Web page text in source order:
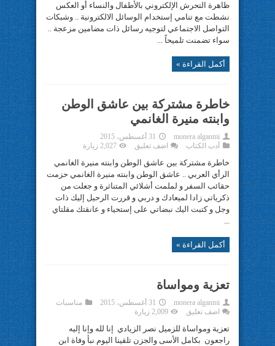
ظاهرة التحرش الإلكتروني بالأطفال والنساء أو العكس
نشطت مع تنامي إستخدام الوسائل الالكترونية .. وشبكات
التواصل الاجتماعي لتوجيه رسائل ذات مضامين مزعجة ..
سواء تضمنت تلميحاً ...
أكمل القراءة »
خاطرة مشتركة بين عاشق الوطن
وابنته منيرة الغانمي
monera alganmi
31 أغسطس، 2015
أدب الكتاب
اضف تعليق 2,027 زيارة
خاطرة مشتركة بين عاشق الوطن وابنته منيرة الغانمي
الرأي العربي .. عاشق الوطن وابنته منيرة الغانمي حزمت
حقائب السفر و لملمت أشلائي المتناثرة و جعلت من
ذكرياتي زادا لميعادك و دربي و قررت الرحيل إليك ذات
وجل و كتبت اليك نبضاتي على إستحياء و عانقتك مقلتاي
...
أكمل القراءة »
تعزية ومواساة
monera alganmi 31 أغسطس، 2015
مناسبات
اضف تعليق
2,009 زيارة
تعزية ومواساة للزميل نصر الزيادي إنا لله وإنا إليه
راجعون بكامل الأسى والجزن تلقينا اليوم نبأ وفاة ابن